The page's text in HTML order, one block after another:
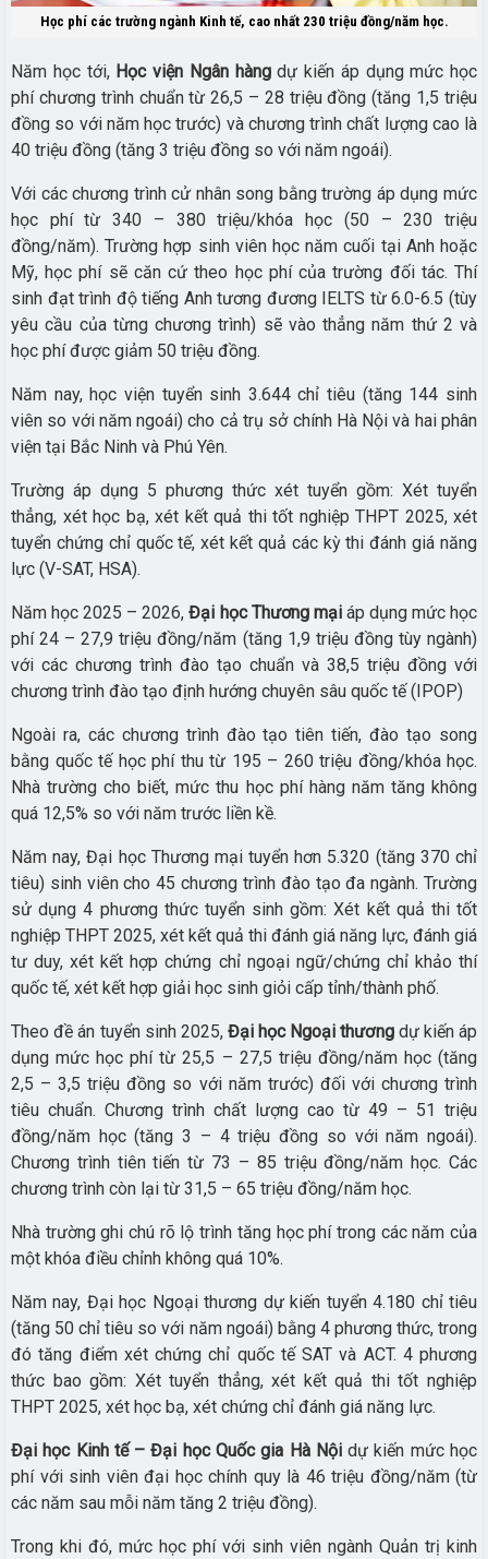
Học phí các trường ngành Kinh tế, cao nhất 230 triệu đồng/năm học.
Năm học tới, Học viện Ngân hàngdự kiến áp dụng mức học
phí chương trình chuẩn từ 26,5 – 28 triệu đồng (tăng 1,5 triệu
đồng so với năm học trước) và chương trình chất lượng cao là
40 triệu đồng (tăng 3 triệu đồng so với năm ngoái).
Với các chương trình cử nhân song bằng trường áp dụng mức
học phí từ 340 – 380 triệu/khóa học (50 – 230 triệu
đồng/năm). Trường hợp sinh viên học năm cuối tại Anh hoặc
Mỹ, học phí sẽ căn cứ theo học phí của trường đối tác. Thí
sinh đạt trình độ tiếng Anh tương đương IELTS từ 6.0-6.5 (tùy
yêu cầu của từng chương trình) sẽ vào thẳng năm thứ 2 và
học phí được giảm 50 triệu đồng.
Năm nay, học viện tuyển sinh 3.644 chỉ tiêu (tăng 144 sinh
viên so với năm ngoái) cho cả trụ sở chính Hà Nội và hai phân
viện tại Bắc Ninh và Phú Yên.
Trường áp dụng 5 phương thức xét tuyển gồm: Xét tuyển
thẳng, xét học bạ, xét kết quả thi tốt nghiệp THPT 2025, xét
tuyển chứng chỉ quốc tế, xét kết quả các kỳ thi đánh giá năng
lực (V-SAT, HSA).
Năm học 2025 – 2026,Đại học Thương mại áp dụng mức học
phí 24 – 27,9 triệu đồng/năm (tăng 1,9 triệu đồng tùy ngành)
với các chương trình đào tạo chuẩn và 38,5 triệu đồng với
chương trình đào tạo định hướng chuyên sâu quốc tế (IPOP)
Ngoài ra, các chương trình đào tạo tiên tiến, đào tạo song
bằng quốc tế học phí thu từ 195 – 260 triệu đồng/khóa học.
Nhà trường cho biết, mức thu học phí hàng năm tăng không
quá 12,5% so với năm trước liền kề.
Năm nay, Đại học Thương mại tuyển hơn 5.320 (tăng 370 chỉ
tiêu) sinh viên cho 45 chương trình đào tạo đa ngành. Trường
sử dụng 4 phương thức tuyển sinh gồm: Xét kết quả thi tốt
nghiệp THPT 2025, xét kết quả thi đánh giá năng lực, đánh giá
tư duy, xét kết hợp chứng chỉ ngoại ngữ/chứng chỉ khảo thí
quốc tế, xét kết hợp giải học sinh giỏi cấp tỉnh/thành phố.
Theo đề án tuyển sinh 2025, Đại học Ngoại thương dự kiến áp
dụng mức học phí từ 25,5 – 27,5 triệu đồng/năm học (tăng
2,5 – 3,5 triệu đồng so với năm trước) đối với chương trình
tiêu chuẩn. Chương trình chất lượng cao từ 49 – 51 triệu
đồng/năm học (tăng 3 – 4 triệu đồng so với năm ngoái).
Chương trình tiên tiến từ 73 – 85 triệu đồng/năm học. Các
chương trình còn lại từ 31,5 – 65 triệu đồng/năm học.
Nhà trường ghi chú rõ lộ trình tăng học phí trong các năm của
một khóa điều chỉnh không quá 10%.
Năm nay, Đại học Ngoại thương dự kiến tuyển 4.180 chỉ tiêu
(tăng 50 chỉ tiêu so với năm ngoái) bằng 4 phương thức, trong
đó tăng điểm xét chứng chỉ quốc tế SAT và ACT. 4 phương
thức bao gồm: Xét tuyển thẳng, xét kết quả thi tốt nghiệp
THPT 2025, xét học bạ, xét chứng chỉ đánh giá năng lực.
Đại học Kinh tế – Đại học Quốc gia Hà Nộidự kiến mức học
phí với sinh viên đại học chính quy là 46 triệu đồng/năm (từ
các năm sau mỗi năm tăng 2 triệu đồng).
Trong khi đó, mức học phí với sinh viên ngành Quản trị kinh